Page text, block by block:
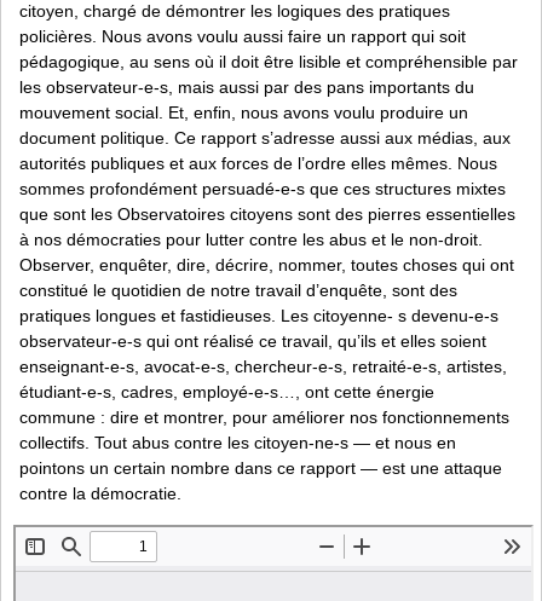
citoyen, chargé de démontrer les logiques des pratiques
policières. Nous avons voulu aussi faire un rapport qui soit
pédagogique, au sens où il doit être lisible et compréhensible par
les observateur-e-s, mais aussi par des pans importants du
mouvement social. Et, enfin, nous avons voulu produire un
document politique. Ce rapport s’adresse aussi aux médias, aux
autorités publiques et aux forces de l’ordre elles mêmes. Nous
sommes profondément persuadé-e-s que ces structures mixtes
que sont les Observatoires citoyens sont des pierres essentielles
à nos démocraties pour lutter contre les abus et le non-droit.
Observer, enquêter, dire, décrire, nommer, toutes choses qui ont
constitué le quotidien de notre travail d’enquête, sont des
pratiques longues et fastidieuses. Les citoyenne- s devenu-e-s
observateur-e-s qui ont réalisé ce travail, qu’ils et elles soient
enseignant-e-s, avocat-e-s, chercheur-e-s, retraité-e-s, artistes,
étudiant-e-s, cadres, employé-e-s…, ont cette énergie
commune : dire et montrer, pour améliorer nos fonctionnements
collectifs. Tout abus contre les citoyen-ne-s — et nous en
pointons un certain nombre dans ce rapport — est une attaque
contre la démocratie.